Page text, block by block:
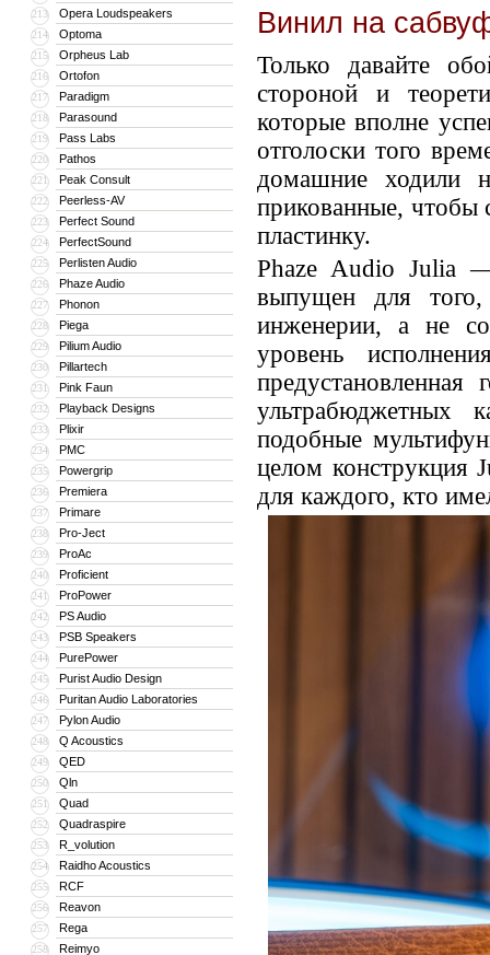
213 Opera Loudspeakers
214 Optoma
215 Orpheus Lab
216 Ortofon
217 Paradigm
218 Parasound
219 Pass Labs
220 Pathos
221 Peak Consult
222 Peerless-AV
223 Perfect Sound
224 PerfectSound
225 Perlisten Audio
226 Phaze Audio
227 Phonon
228 Piega
229 Pilium Audio
230 Pillartech
231 Pink Faun
232 Playback Designs
233 Plixir
234 PMC
235 Powergrip
236 Premiera
237 Primare
238 Pro-Ject
239 ProAc
240 Proficient
241 ProPower
242 PS Audio
243 PSB Speakers
244 PurePower
245 Purist Audio Design
246 Puritan Audio Laboratories
247 Pylon Audio
248 Q Acoustics
249 QED
250 Qln
251 Quad
252 Quadraspire
253 R_volution
254 Raidho Acoustics
255 RCF
256 Reavon
257 Rega
258 Reimyo
Винил на
Только давайте
стороной и
которые вполне
отголоски того
домашние ходили
прикованные, чтобы
пластинку.
Phaze Audio Julia
выпущен для того,
инженерии, а не
уровень
ультрабюджетных
подобные
целом конструкция
для каждого, кто